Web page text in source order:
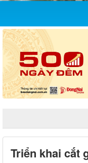
Triển khai cắt